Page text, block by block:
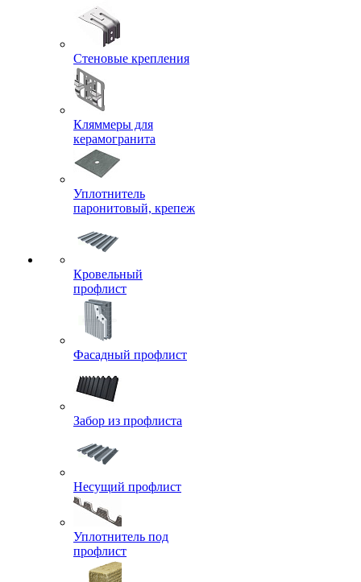
Стеновые крепления
Кляммеры для
керамогранита
Уплотнитель
паронитовый, крепеж
Кровельный
профлист
Фасадный профлист
Забор из профлиста
Несущий профлист
Уплотнитель под
профлист